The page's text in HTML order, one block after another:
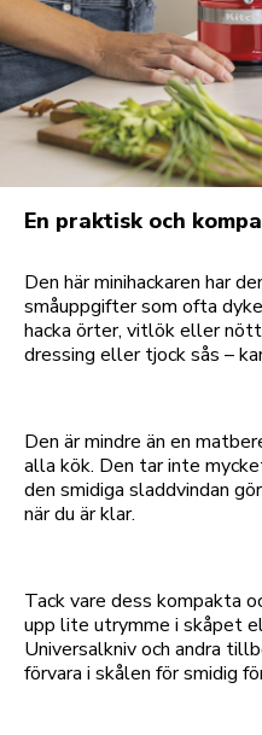
En praktisk och
Den här minihackaren har
småuppgifter som ofta
hacka örter, vitlök eller
dressing eller tjock sås –
Den är mindre än en
alla kök. Den tar inte
den smidiga sladdvindan
när du är klar.
Tack vare dess kompakta
upp lite utrymme i skåpet
Universalkniv och andra
förvara i skålen för smidig